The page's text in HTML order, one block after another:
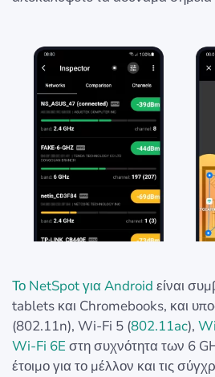
Το NetSpot για Android είναι
tablets και Chromebooks, και
(802.11n), Wi-Fi 5 (802.11ac),
Wi-Fi 6E στη συχνότητα των 6
έτοιμο για το μέλλον και τις